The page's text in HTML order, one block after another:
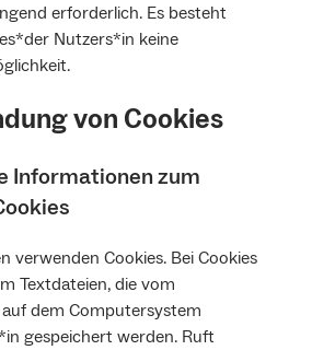
erforderlich. Es besteht
Nutzers*in keine
von Cookies
Informationen zum
verwenden Cookies. Bei Cookies
Textdateien, die vom
dem Computersystem
gespeichert werden. Ruft